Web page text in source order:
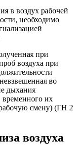
в воздух рабочей
необходимо
при
воздуха при
во
дыхания
временного их
смену) (ГН 2
воздуха